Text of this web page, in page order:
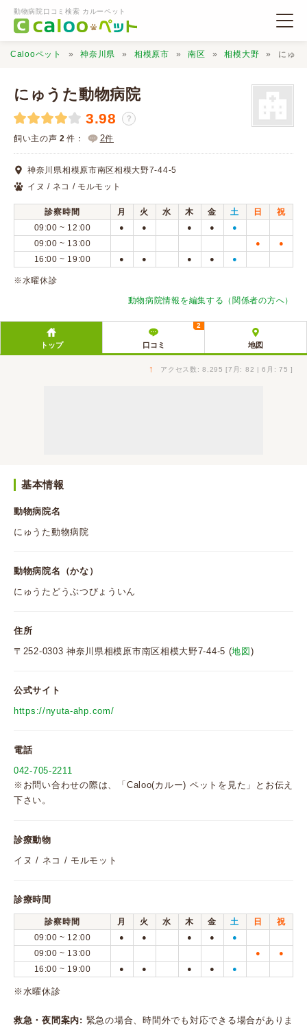
動物病院口コミ検索 カルーペット
動物病院検索
口コミ検索
Calooペットとは？
口コミ投稿
Calooペット 神奈川県 相模原市 南区 相模大野 にゅう
にゅうた動物病院
3.98 ？
飼い主の声 2 件： 2件
神奈川県相模原市南区相模大野7-44-5
イヌ / ネコ / モルモット
診察時間 月 火 水 木 金 土 日
祝
09:00 ~ 12:00
● ● ● ● ●
09:00 ~ 13:00 ● ●
16:00 ~ 19:00 ● ● ● ● ●
※水曜休診
動物病院情報を編集する（関係者の方へ）
トップ 口コミ
2
地図
↑ アクセス数: 8,295 [7月: 82 | 6月: 75 ]
基本情報
動物病院名
にゅうた動物病院
動物病院名（かな）
にゅうたどうぶつびょういん
住所
〒252-0303 神奈川県相模原市南区相模大野7-44-5 (地図 )
公式サイト
https://nyuta-ahp.com/
電話
042-705-2211
※お問い合わせの際は、「Caloo(カルー) ペットを見た」とお伝え
下さい。
診療動物
イヌ / ネコ / モルモット
診療時間
診察時間 月 火 水 木 金 土 日
祝
09:00 ~ 12:00
● ● ● ● ●
09:00 ~ 13:00 ● ●
16:00 ~ 19:00 ● ● ● ● ●
※水曜休診
救急・夜間案内: 緊急の場合、時間外でも対応できる場合がありま